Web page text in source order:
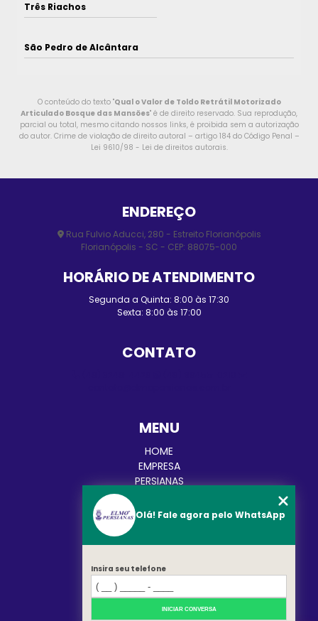
Três Riachos
São Pedro de Alcântara
O conteúdo do texto "Qual o Valor de Toldo Retrátil Motorizado
Articulado Bosque das Mansões" é de direito reservado. Sua reprodução,
parcial ou total, mesmo citando nossos links, é proibida sem a autorização
do autor. Crime de violação de direito autoral – artigo 184 do Código Penal –
Lei 9610/98 - Lei de direitos autorais.
ENDEREÇO
Rua Fulvio Aducci, 280 - Estreito Florianópolis
Florianópolis - SC - CEP: 88075-000
HORÁRIO DE ATENDIMENTO
Segunda a Quinta: 8:00 às 17:30
Sexta: 8:00 às 17:00
CONTATO
MENU
HOME
EMPRESA
PERSIANAS
TOLDOS
MAPA DO SITE
REDES SOCIAIS
Olá! Fale agora pelo WhatsApp
Insira seu telefone
INICIAR CONVERSA